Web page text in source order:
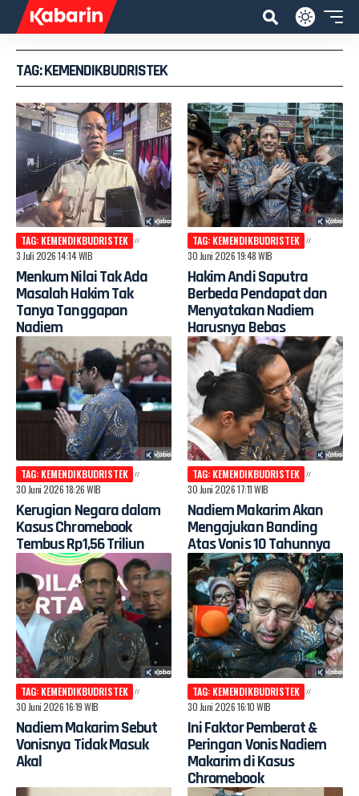
TAG: KEMENDIKBUDRISTEK
TAG: KEMENDIKBUDRISTEK
3 Juli 2026 14:14 WIB
Menkum Nilai Tak Ada
Masalah Hakim Tak
Tanya Tanggapan
Nadiem
TAG: KEMENDIKBUDRISTEK
30 Juni 2026 19:48 WIB
Hakim Andi Saputra
Berbeda Pendapat dan
Menyatakan Nadiem
Harusnya Bebas
TAG: KEMENDIKBUDRISTEK
30 Juni 2026 18:26 WIB
Kerugian Negara dalam
Kasus Chromebook
Tembus Rp1,56 Triliun
TAG: KEMENDIKBUDRISTEK
30 Juni 2026 17:11 WIB
Nadiem Makarim Akan
Mengajukan Banding
Atas Vonis 10 Tahunnya
TAG: KEMENDIKBUDRISTEK
30 Juni 2026 16:19 WIB
Nadiem Makarim Sebut
Vonisnya Tidak Masuk
Akal
TAG: KEMENDIKBUDRISTEK
30 Juni 2026 16:10 WIB
Ini Faktor Pemberat &
Peringan Vonis Nadiem
Makarim di Kasus
Chromebook